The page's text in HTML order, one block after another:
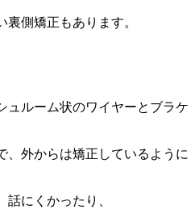
側矯正もあります。
ュルーム状のワイヤーとブラケ
、外からは矯正しているように
にくかったり、